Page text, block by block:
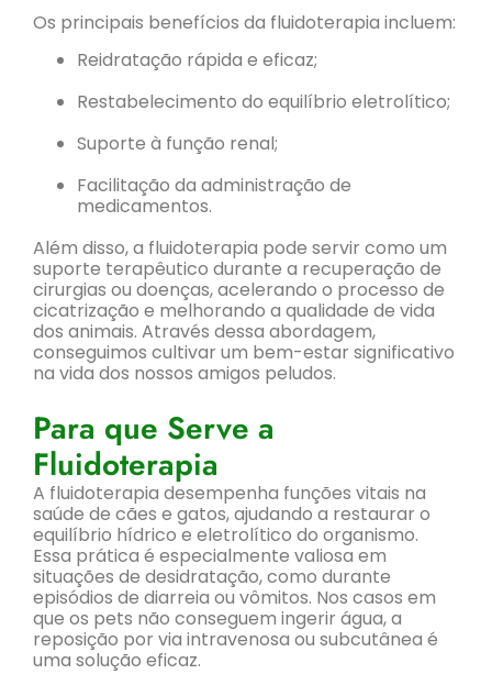
Os principais benefícios da fluidoterapia incluem:
Reidratação rápida e eficaz;
Restabelecimento do equilíbrio eletrolítico;
Suporte à função renal;
Facilitação da administração de
medicamentos.
Além disso, a fluidoterapia pode servir como um
suporte terapêutico durante a recuperação de
cirurgias ou doenças, acelerando o processo de
cicatrização e melhorando a qualidade de vida
dos animais. Através dessa abordagem,
conseguimos cultivar um bem-estar significativo
na vida dos nossos amigos peludos.
Para que Serve a
Fluidoterapia
A fluidoterapia desempenha funções vitais na
saúde de cães e gatos, ajudando a restaurar o
equilíbrio hídrico e eletrolítico do organismo.
Essa prática é especialmente valiosa em
situações de desidratação, como durante
episódios de diarreia ou vômitos. Nos casos em
que os pets não conseguem ingerir água, a
reposição por via intravenosa ou subcutânea é
uma solução eficaz.